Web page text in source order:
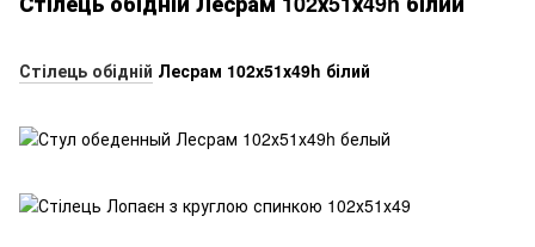
Стілець обідній Лесрам 102х51х49h білий